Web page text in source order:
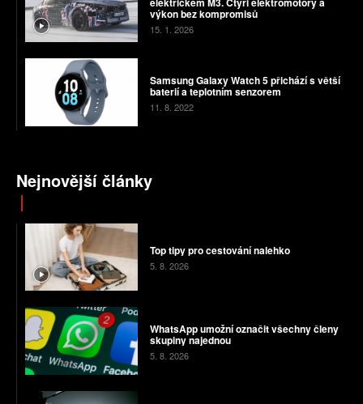
výkon bez kompromisů
15. 1. 2026
Samsung Galaxy Watch 5 přichází s větší
baterií a teplotním senzorem
11. 8. 2022
Nejnovější články
Top tipy pro cestování nalehko
5. 8. 2026
WhatsApp umožní označit všechny členy
skupiny najednou
5. 8. 2026